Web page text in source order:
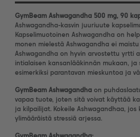
GymBeam Ashwagandha 500 mg, 90
Ashwagandha-kasvin juuriuute
Kapselimuotoinen Ashwagandha on
monen mielestä Ashwagandha ei
Ashwagandha on hyvin arvostettu yrtti
intialaisen kansanlääkinnän mukaan, ja
esimerkiksi parantavan mieskuntoa ja
GymBeam Ashwagandha on
vapaa tuote, joten sitä voivat käyttää
ja kilpailijat. Kokeile Ashwagandhaa, jos
ylimääräistä stressiä arjessa.